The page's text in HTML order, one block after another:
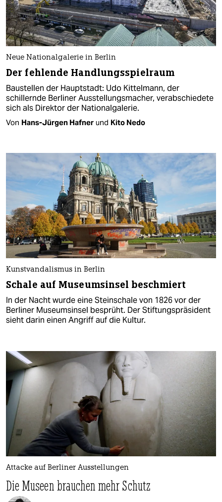
Neue Nationalgalerie in Berlin
Der fehlende Handlungsspielraum
Baustellen der Hauptstadt: Udo Kittelmann, der
schillernde Berliner Ausstellungsmacher, verabschiedete
sich als Direktor der Nationalgalerie.
Von Hans-Jürgen Hafner und Kito Nedo
Kunstvandalismus in Berlin
Schale auf Museumsinsel beschmiert
In der Nacht wurde eine Steinschale von 1826 vor der
Berliner Museumsinsel besprüht. Der Stiftungspräsident
sieht darin einen Angriff auf die Kultur.
Attacke auf Berliner Ausstellungen
Die Museen brauchen mehr Schutz